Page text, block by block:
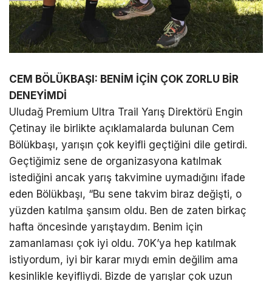
CEM BÖLÜKBAŞI: BENİM İÇİN ÇOK ZORLU BİR
DENEYİMDİ
Uludağ Premium Ultra Trail Yarış Direktörü Engin
Çetinay ile birlikte açıklamalarda bulunan Cem
Bölükbaşı, yarışın çok keyifli geçtiğini dile getirdi.
Geçtiğimiz sene de organizasyona katılmak
istediğini ancak yarış takvimine uymadığını ifade
eden Bölükbaşı, “Bu sene takvim biraz değişti, o
yüzden katılma şansım oldu. Ben de zaten birkaç
hafta öncesinde yarıştaydım. Benim için
zamanlaması çok iyi oldu. 70K’ya hep katılmak
istiyordum, iyi bir karar mıydı emin değilim ama
kesinlikle keyifliydi. Bizde de yarışlar çok uzun